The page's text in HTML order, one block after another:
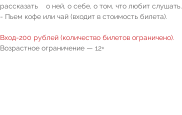
рассказать    о ней, о себе, о том, что любит слушать.
- Пьем кофе или чай (входит в стоимость билета).
Вход-200 рублей (количество билетов ограничено).
Возрастное ограничение — 12+